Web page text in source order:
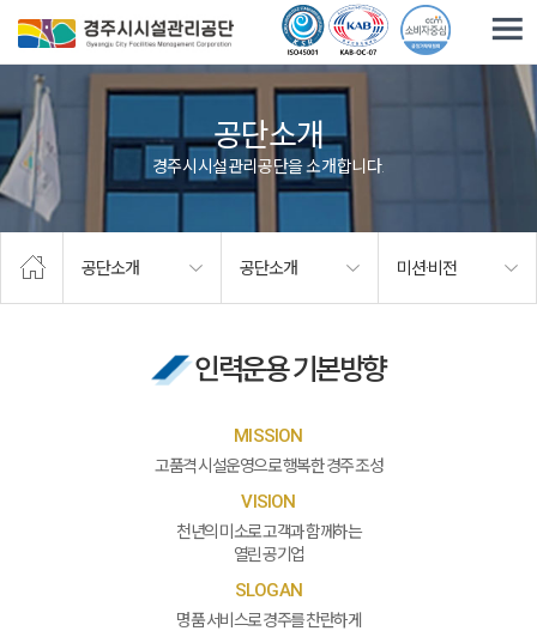
공단소개
경주시시설관리공단을 소개합니다.
공단소개 공단소개 미션·비전
인력운용 기본방향
MISSION
고품격 시설운영으로 행복한 경주 조성
VISION
천년의 미소로 고객과 함께하는
열린 공기업
SLOGAN
명품 서비스로 경주를 찬란하게